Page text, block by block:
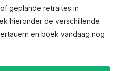
geplande retraites in
hieronder de verschillende
en boek vandaag nog